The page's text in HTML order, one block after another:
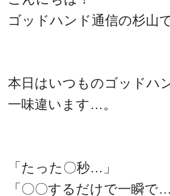
ゴッドハンド通信の杉山で
本日はいつものゴッドハ
一味違います…。
「たった〇秒…」
「〇〇するだけで一瞬で…